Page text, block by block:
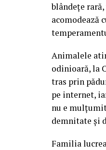
blândețe
acomodează
Animalele
odinioară, la
tras prin
pe internet,
nu e
demnitate și
Familia